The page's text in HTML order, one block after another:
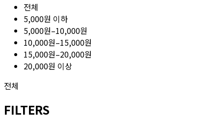
전체
5,000원 이하
5,000원–10,000원
10,000원–15,000원
15,000원–20,000원
20,000원 이상
전체
FILTERS